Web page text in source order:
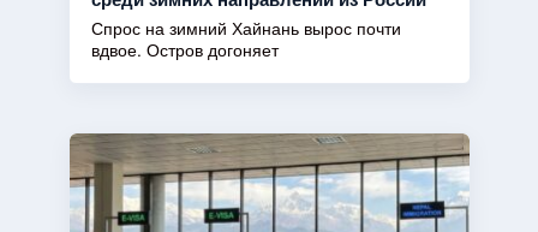
Спрос на зимний Хайнань вырос почти
вдвое. Остров догоняет